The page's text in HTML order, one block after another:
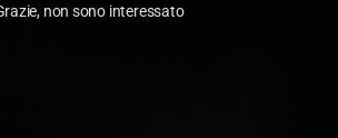
non sono interessato